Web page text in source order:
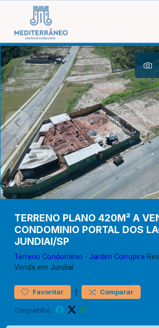
TERRENO PLANO 420M² A
CONDOMINIO PORTAL DOS
JUNDIAI/SP
Terreno Condomínio - Jardim Corrupira
Venda em Jundiaí
Favoritar | Comparar
Compartilhe: